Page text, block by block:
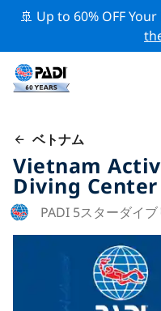
🚢 Up to 60% OFF
ベトナム
Vietnam
Diving Center
PADI 5スターダイブ